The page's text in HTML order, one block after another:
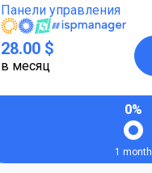
Панели управления
28.00 $
в месяц
0%
1 month